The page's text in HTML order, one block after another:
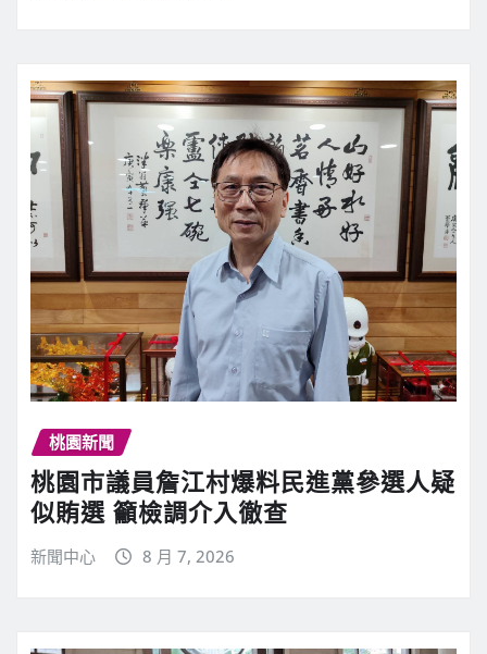
桃園新聞
桃園市議員詹江村爆料民進黨參選人疑
似賄選 籲檢調介入徹查
新聞中心 8 月 7, 2026